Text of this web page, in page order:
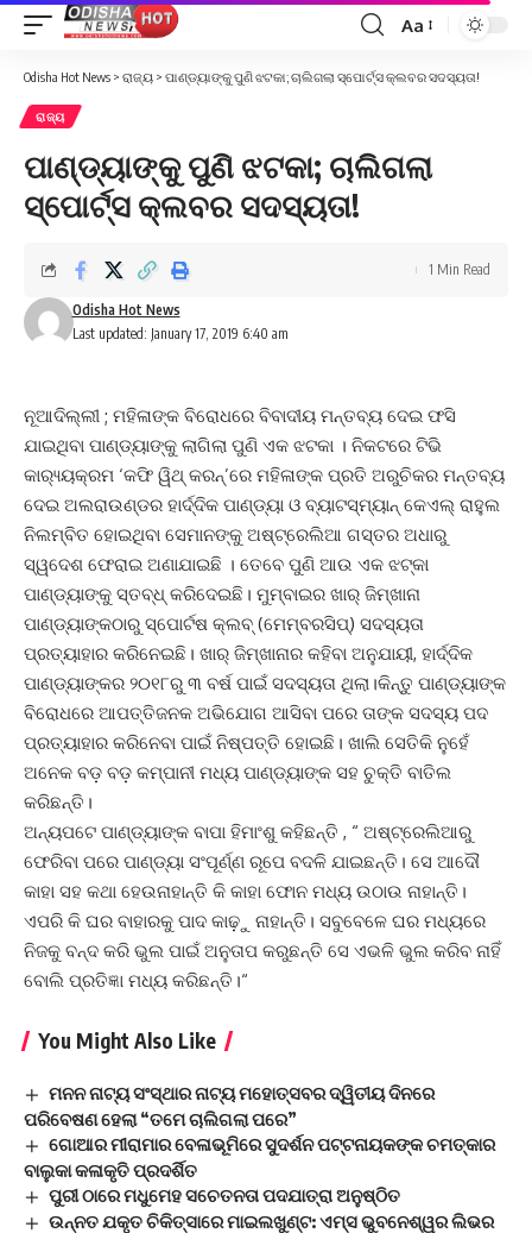
Font
Aa
Odisha Hot News > ରାଜ୍ୟ > ପାଣ୍ଡ୍ୟାଙ୍କୁ ପୁଣି ଝଟକା; ଚାଲିଗଲା ସ୍ପୋର୍ଟ୍ସ କ୍ଲବର ସଦସ୍ୟତା!
ରାଜ୍ୟ
ପାଣ୍ଡ୍ୟାଙ୍କୁ ପୁଣି ଝଟକା; ଚାଲିଗଲା
ସ୍ପୋର୍ଟ୍ସ କ୍ଲବର ସଦସ୍ୟତା!
Last updated: January 17, 2019 6:40 am
Odisha Hot News
1 Min Read
ନୂଆଦିଲ୍ଲୀ ; ମହିଳାଙ୍କ ବିରୋଧରେ ବିବାଦୀୟ ମନ୍ତବ୍ୟ ଦେଇ ଫସି
ଯାଇଥିବା ପାଣ୍ଡ୍ୟାଙ୍କୁ ଲାଗିଲା ପୁଣି ଏକ ଝଟକା । ନିକଟରେ ଟିଭି
କାର‌୍ୟ୍ୟକ୍ରମ ‘କଫି ୱିଥ୍ କରନ୍’ରେ ମହିଳାଙ୍କ ପ୍ରତି ଅରୁଚିକର ମନ୍ତବ୍ୟ
ଦେଇ ଅଲରାଉଣ୍ଡର ହାର୍ଦ୍ଦିକ ପାଣ୍ଡ୍ୟା ଓ ବ୍ୟାଟସ୍ମ୍ୟାନ୍ କେଏଲ୍ ରାହୁଲ
ନିଲମ୍ବିତ ହୋଇଥିବା ସେମାନଙ୍କୁ ଅଷ୍ଟ୍ରେଲିଆ ଗସ୍ତର ଅଧାରୁ
ସ୍ୱଦେଶ ଫେରାଇ ଅଣାଯାଇଛି । ତେବେ ପୁଣି ଆଉ ଏକ ଝଟ୍କା
ପାଣ୍ଡ୍ୟାଙ୍କୁ ସ୍ତବ୍ଧ୍ କରିଦେଇଛି। ମୁମ୍ବାଇର ଖାର୍ ଜିମ୍ଖାନା
ପାଣ୍ଡ୍ୟାଙ୍କଠାରୁ ସ୍ପୋର୍ଟଷ କ୍ଲବ୍ (ମେମ୍ବରସିପ୍) ସଦସ୍ୟତା
ପ୍ରତ୍ୟାହାର କରିନେଇଛି। ଖାର୍ ଜିମ୍ଖାନାର କହିବା ଅନୁଯାୟୀ, ହାର୍ଦ୍ଦିକ
ପାଣ୍ଡ୍ୟାଙ୍କର ୨୦୧୮ରୁ ୩ ବର୍ଷ ପାଇଁ ସଦସ୍ୟତା ଥିଲା।କିନ୍ତୁ ପାଣ୍ଡ୍ୟାଙ୍କ
ବିରୋଧରେ ଆପତ୍ତିଜନକ ଅଭିଯୋଗ ଆସିବା ପରେ ତାଙ୍କ ସଦସ୍ୟ ପଦ
ପ୍ରତ୍ୟାହାର କରିନେବା ପାଇଁ ନିଷ୍ପତ୍ତି ହୋଇଛି। ଖାଲି ସେତିକି ନୁହେଁ
ଅନେକ ବଡ଼ ବଡ଼ କମ୍ପାନୀ ମଧ୍ୟ ପାଣ୍ଡ୍ୟାଙ୍କ ସହ ଚୁକ୍ତି ବାତିଲ
କରିଛନ୍ତି।
ଅନ୍ୟପଟେ ପାଣ୍ଡ୍ୟାଙ୍କ ବାପା ହିମାଂଶୁ କହିଛନ୍ତି , “ ଅଷ୍ଟ୍ରେଲିଆରୁ
ଫେରିବା ପରେ ପାଣ୍ଡ୍ୟା ସଂପୂର୍ଣ୍ଣ ରୂପେ ବଦଳି ଯାଇଛନ୍ତି। ସେ ଆଦୌ
କାହା ସହ କଥା ହେଉନାହାନ୍ତି କି କାହା ଫୋନ ମଧ୍ୟ ଉଠାଉ ନାହାନ୍ତି।
ଏପରି କି ଘର ବାହାରକୁ ପାଦ କାଢ଼ୁ ନାହାନ୍ତି। ସବୁବେଳେ ଘର ମଧ୍ୟରେ
ନିଜକୁ ବନ୍ଦ କରି ଭୁଲ ପାଇଁ ଅନୁତାପ କରୁଛନ୍ତି ସେ ଏଭଳି ଭୁଲ କରିବ ନାହିଁ
ବୋଲି ପ୍ରତିଜ୍ଞା ମଧ୍ୟ କରିଛନ୍ତି।“
You Might Also Like
ମନନ ନାଟ୍ୟ ସଂସ୍ଥାର ନାଟ୍ୟ ମହୋତ୍ସବର ଦ୍ୱିତୀୟ ଦିନରେ
ପରିବେଷଣ ହେଲା “ତମେ ଚାଲିଗଲା ପରେ”
ଗୋଆର ମୀରାମାର ବେଳାଭୂମିରେ ସୁଦର୍ଶନ ପଟ୍ଟନାୟକଙ୍କ ଚମତ୍କାର
ବାଲୁକା କଳାକୃତି ପ୍ରଦର୍ଶିତ
ପୁରୀ ଠାରେ ମଧୁମେହ ସଚେତନତା ପଦଯାତ୍ରା ଅନୁଷ୍ଠିତ
ଉନ୍ନତ ଯକୃତ ଚିକିତ୍ସାରେ ମାଇଲଖୁଣ୍ଟ: ଏମ୍ସ ଭୁବନେଶ୍ୱର ଲିଭର